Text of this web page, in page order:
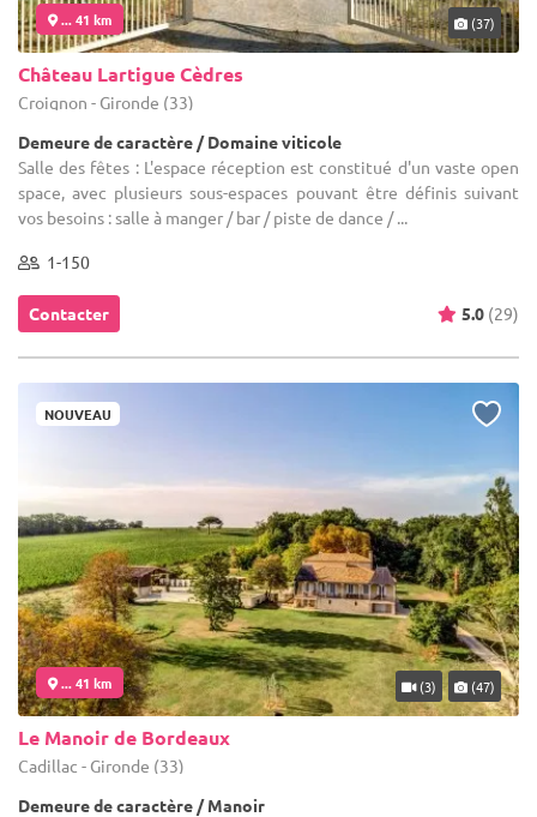
... 41 km (37)
Château Lartigue Cèdres
Croignon - Gironde (33)
Demeure de caractère / Domaine viticole
Salle des fêtes : L'espace réception est constitué d'un vaste open
space, avec plusieurs sous-espaces pouvant être définis suivant
vos besoins : salle à manger / bar / piste de dance / ...
1-150
Contacter 5.0 (29)
NOUVEAU
... 41 km (3) (47)
Le Manoir de Bordeaux
Cadillac - Gironde (33)
Demeure de caractère / Manoir